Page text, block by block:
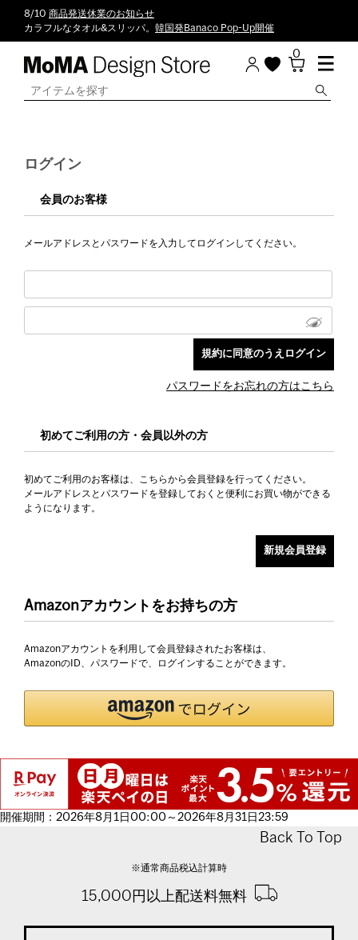
8/10 商品発送休業のお知らせ
カラフルなタオル&スリッパ。 韓国発Banaco Pop-Up開催
0
ログイン
会員のお客様
メールアドレスとパスワードを入力してログインしてください。
パスワードをお忘れの方はこちら
初めてご利用の方・会員以外の方
初めてご利用のお客様は、こちらから会員登録を行ってください。
メールアドレスとパスワードを登録しておくと便利にお買い物ができる
ようになります。
Amazonアカウントをお持ちの方
Amazonアカウントを利用して会員登録されたお客様は、
AmazonのID、パスワードで、ログインすることができます。
開催期間：2026年8月1日00:00～2026年8月31日23:59
Back To Top
※通常商品税込計算時
15,000円以上配送料無料